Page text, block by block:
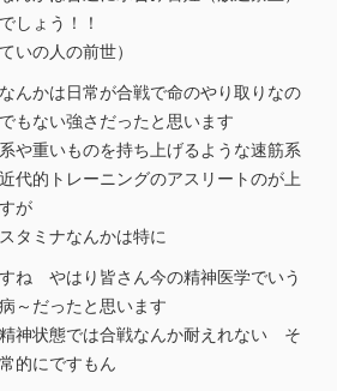
しょう！！
いの人の前世）
んかは日常が合戦で命のやり取りなの
もない強さだったと思います
や重いものを持ち上げるような速筋系
代的トレーニングのアスリートのが上
が
タミナなんかは特に
ね やはり皆さん今の精神医学でいう
～だったと思います
神状態では合戦なんか耐えれない そ
的にですもん